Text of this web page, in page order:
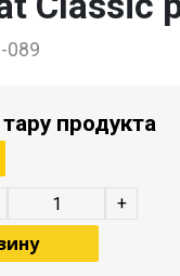
089
продукта
+